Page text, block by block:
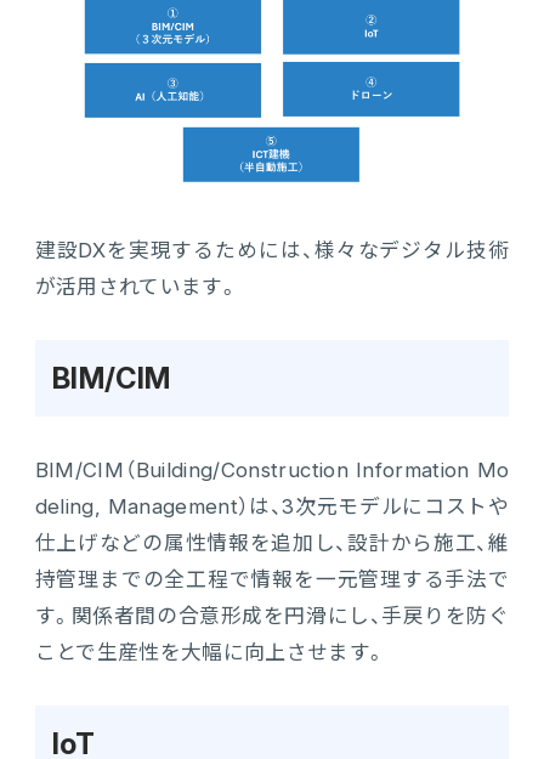
建設DXを実現するためには、様々なデジタル技術
が活用されています。
BIM/CIM
BIM/CIM（Building/Construction Information Mo
deling, Management）は、3次元モデルにコストや
仕上げなどの属性情報を追加し、設計から施工、維
持管理までの全工程で情報を一元管理する手法で
す。関係者間の合意形成を円滑にし、手戻りを防ぐ
ことで生産性を大幅に向上させます。
IoT